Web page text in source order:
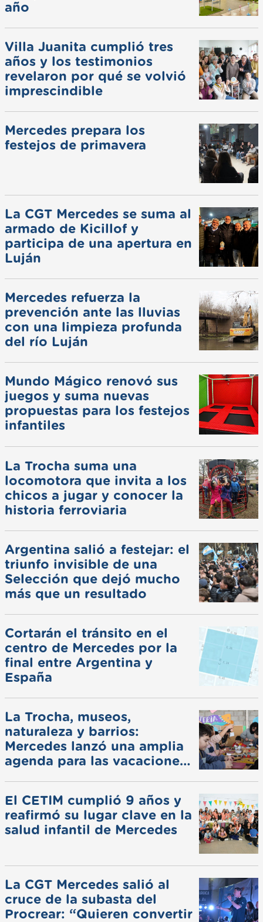
año
Villa Juanita cumplió tres
años y los testimonios
revelaron por qué se volvió
imprescindible
Mercedes prepara los
festejos de primavera
La CGT Mercedes se suma al
armado de Kicillof y
participa de una apertura en
Luján
Mercedes refuerza la
prevención ante las lluvias
con una limpieza profunda
del río Luján
Mundo Mágico renovó sus
juegos y suma nuevas
propuestas para los festejos
infantiles
La Trocha suma una
locomotora que invita a los
chicos a jugar y conocer la
historia ferroviaria
Argentina salió a festejar: el
triunfo invisible de una
Selección que dejó mucho
más que un resultado
Cortarán el tránsito en el
centro de Mercedes por la
final entre Argentina y
España
La Trocha, museos,
naturaleza y barrios:
Mercedes lanzó una amplia
agenda para las vacaciones
El CETIM cumplió 9 años y
reafirmó su lugar clave en la
salud infantil de Mercedes
La CGT Mercedes salió al
cruce de la subasta del
Procrear: “Quieren convertir